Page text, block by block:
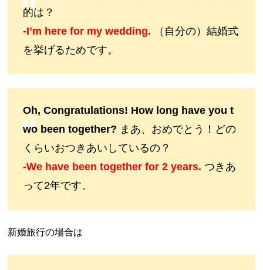
的は？
-I’m here for my wedding.
（自分の）結婚式
を挙げるためです。
Oh, Congratulations! How long have you t
wo been together? まあ、おめでとう！どの
くらいおつきあいしているの？
-We have been together for 2 years. つきあ
って2年です。
新婚旅行の場合は